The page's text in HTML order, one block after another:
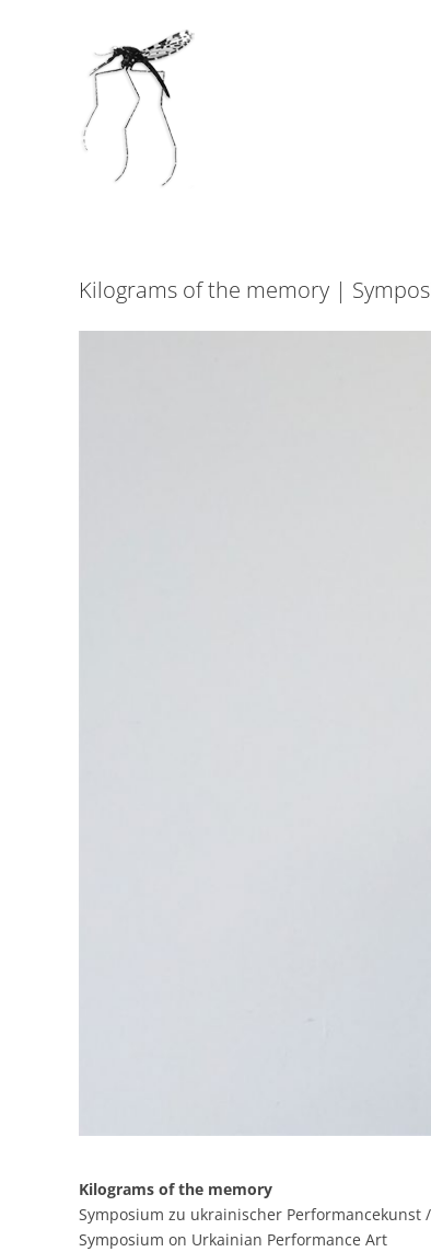
Kilograms of the memory |
Kilograms of the memory
Symposium zu ukrainischer Performancekunst /
Symposium on Urkainian Performance Art